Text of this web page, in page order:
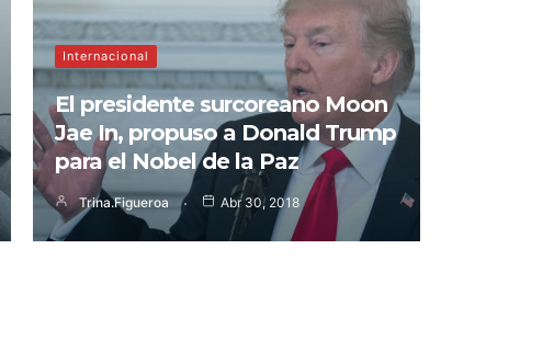
Internacional
El presidente surcoreano Moon
Jae In, propuso a Donald Trump
para el Nobel de la Paz
Trina.figueroa Abr 30, 2018